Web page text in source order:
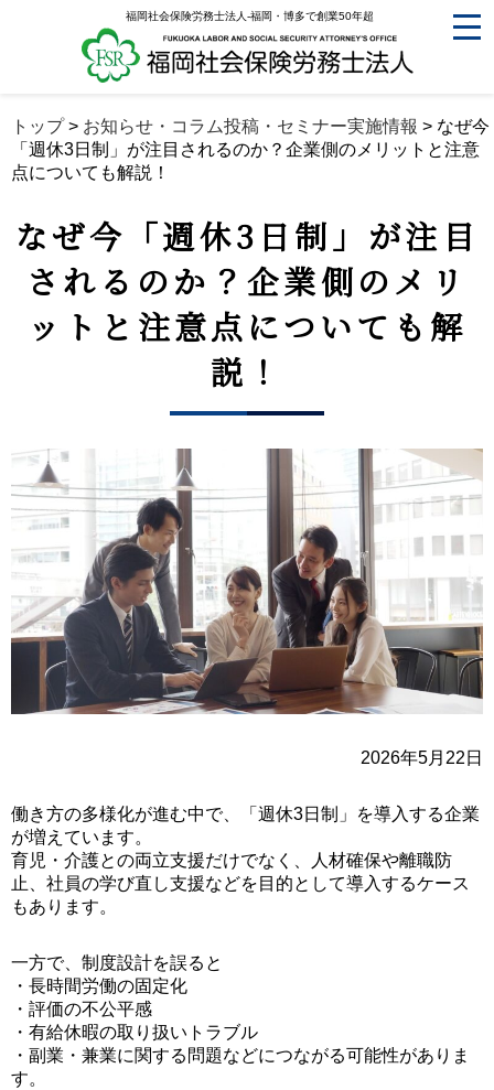
福岡社会保険労務士法人-福岡・博多で創業50年超
トップ> お知らせ・コラム投稿・セミナー実施情報 > なぜ今
「週休3日制」が注目されるのか？企業側のメリットと注意
点についても解説！
なぜ今「週休3日制」が注目
されるのか？企業側のメリ
ットと注意点についても解
説！
2026年5月22日
働き方の多様化が進む中で、「週休3日制」を導入する企業
が増えています。
育児・介護との両立支援だけでなく、人材確保や離職防
止、社員の学び直し支援などを目的として導入するケース
もあります。
一方で、制度設計を誤ると
・長時間労働の固定化
・評価の不公平感
・有給休暇の取り扱いトラブル
・副業・兼業に関する問題などにつながる可能性がありま
す。